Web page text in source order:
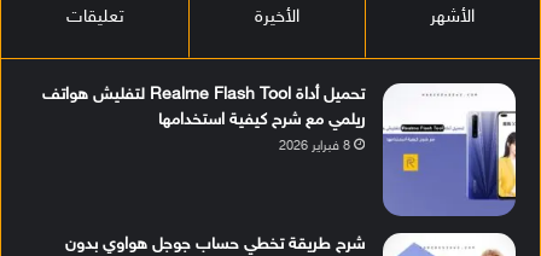
الأشهر الأخيرة تعليقات
تحميل أداة Realme Flash Tool لتفليش هواتف
ريلمي مع شرح كيفية استخدامها
8 فبراير 2026
شرح طريقة تخطي حساب جوجل هواوي بدون